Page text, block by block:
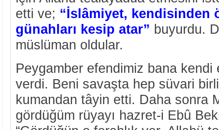
etti ve; “İslâmiyet, kendisinden
günahları kesip atar” buyurdu.
müslüman oldular.
Peygamber efendimiz bana kendi
verdi. Beni savaşta hep süvari
kumandan tâyin etti. Daha sonra
gördüğüm rüyayı hazret-i Ebû